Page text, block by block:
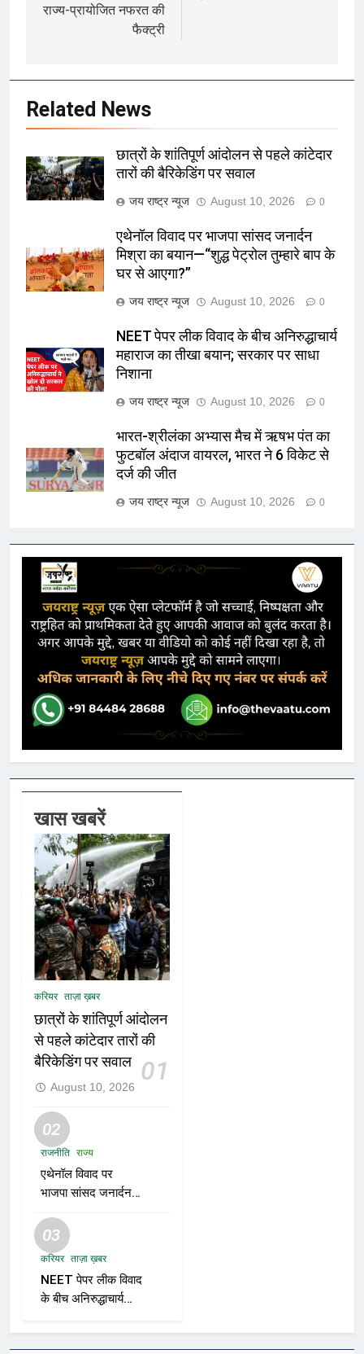
राज्य-प्रायोजित नफरत की
फैक्ट्री
Related News
छात्रों के शांतिपूर्ण आंदोलन से पहले कांटेदार
तारों की बैरिकेडिंग पर सवाल
जय राष्ट्र न्यूज August 10, 2026 0
एथेनॉल विवाद पर भाजपा सांसद जनार्दन
मिश्रा का बयान—“शुद्ध पेट्रोल तुम्हारे बाप के
घर से आएगा?”
जय राष्ट्र न्यूज August 10, 2026 0
NEET पेपर लीक विवाद के बीच अनिरुद्धाचार्य
महाराज का तीखा बयान; सरकार पर साधा
निशाना
जय राष्ट्र न्यूज August 10, 2026 0
भारत-श्रीलंका अभ्यास मैच में ऋषभ पंत का
फुटबॉल अंदाज वायरल, भारत ने 6 विकेट से
दर्ज की जीत
जय राष्ट्र न्यूज August 10, 2026 0
खास खबरें
करियर ताज़ा ख़बर
छात्रों के शांतिपूर्ण आंदोलन
से पहले कांटेदार तारों की
बैरिकेडिंग पर सवाल
01
August 10, 2026
02
राजनीति राज्य
एथेनॉल विवाद पर
भाजपा सांसद जनार्दन
पेट्रोल तुम्हारे बाप के घर
से आएगा?”
03
करियर ताज़ा ख़बर
NEET पेपर लीक विवाद
के बीच अनिरुद्धाचार्य
सरकार पर साधा